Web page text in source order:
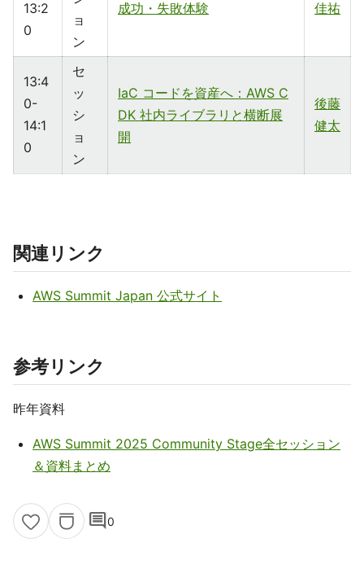
13:2
0
ョ
ン
成功・失敗体験
佳祐
13:4
0-
14:1
0
セ
ッ
シ
ョ
ン
IaC コードを資産へ：AWS C
DK 社内ライブラリと横断展
開
後藤
健太
関連リンク
AWS Summit Japan 公式サイト
参考リンク
昨年資料
AWS Summit 2025 Community Stage全セッション
＆資料まとめ
comment0